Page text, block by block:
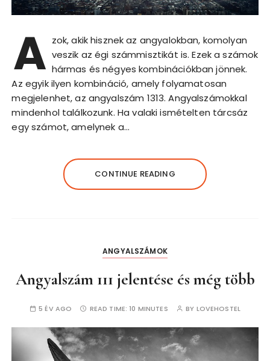
A zok, akik hisznek az angyalokban, komolyan
veszik az égi számmisztikát is. Ezek a számok
hármas és négyes kombinációkban jönnek.
Az egyik ilyen kombináció, amely folyamatosan
megjelenhet, az angyalszám 1313. Angyalszámokkal
mindenhol találkozunk. Ha valaki ismételten tárcsáz
egy számot, amelynek a…
CONTINUE READING
ANGYALSZÁMOK
Angyalszám 111 jelentése és még több
5 ÉV AGO READ TIME:10 MINUTES BY LOVEHOSTEL